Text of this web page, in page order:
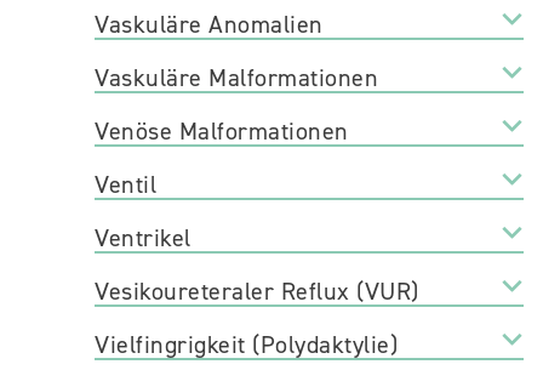
Vaskuläre Anomalien
Vaskuläre Malformationen
Venöse Malformationen
Ventil
Ventrikel
Vesikoureteraler Reflux (VUR)
Vielfingrigkeit (Polydaktylie)